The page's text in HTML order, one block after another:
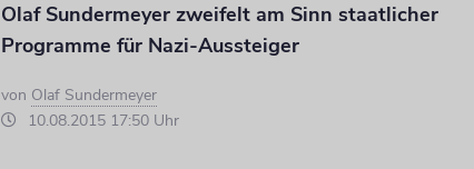
Olaf Sundermeyer zweifelt am Sinn staatlicher
Programme für Nazi-Aussteiger
von Olaf Sundermeyer
10.08.2015 17:50 Uhr